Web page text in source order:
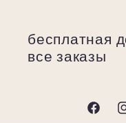
бесплатная
все заказы